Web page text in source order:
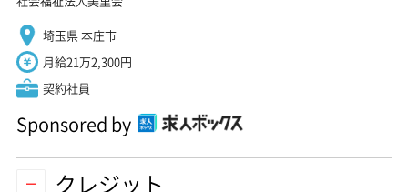
埼玉県 本庄市
月給21万2,300円
契約社員
Sponsored by
クレジット